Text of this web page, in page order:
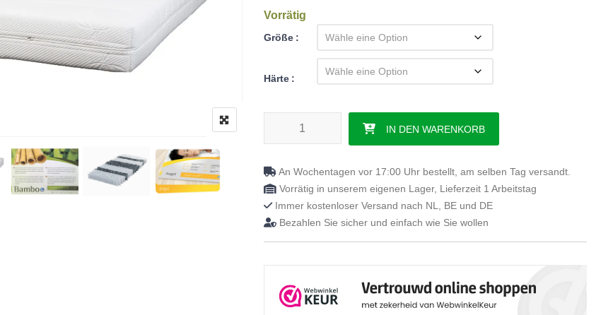
Vorrätig
Größe
Härte
IN DEN WARENKORB
An Wochentagen vor 17:00 Uhr bestellt, am selben Tag versandt.
Vorrätig in unserem eigenen Lager, Lieferzeit 1 Arbeitstag
Immer kostenloser Versand nach NL, BE und DE
Bezahlen Sie sicher und einfach wie Sie wollen